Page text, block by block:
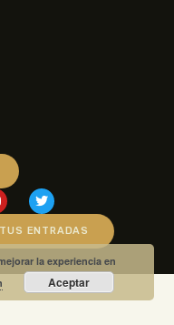
ENTRADAS
la experiencia en
Aceptar